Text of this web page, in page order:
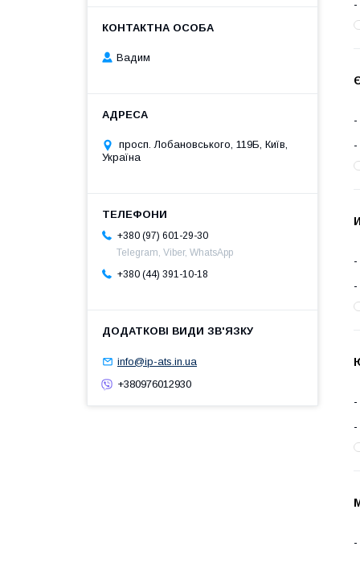
Вадим
просп. Лобановського, 119Б, Київ,
Україна
+380 (97) 601-29-30
Telegram, Viber, WhatsApp
+380 (44) 391-10-18
info@ip-ats.in.ua
+380976012930